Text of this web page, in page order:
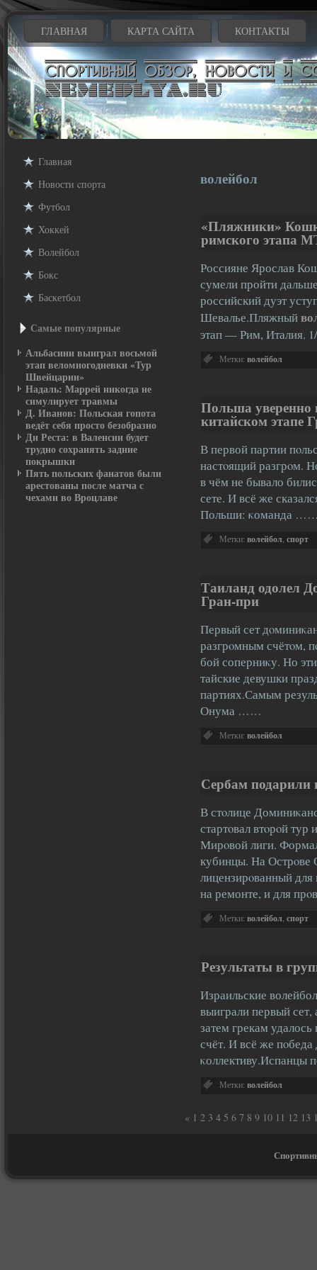
ГЛАВНАЯ КАРТА САЙТА КОНТАКТЫ
Главная
Новости cпорта
Футбол
Хоккей
Волейбол
Бокс
Баскетбол
Самые популярные
Альбасини выиграл восьмой
этап веломногодневки «Тур
Швейцарии»
Надаль: Маррей никогда не
симулирует травмы
Д. Иванов: Польская гопота
ведёт себя просто безобразно
Ди Реста: в Валенсии будет
трудно сохранять задние
покрышки
Пять польских фанатов были
арестованы после матча с
чехами во Вроцлаве
волейбол
«Пляжники»
римского этапа
Россияне Ярослав
сумели пройти
российский дуэт
Шевалье.Пляжный
этап — Рим, Италия.
Метки: волейбол
Польша уверенно
китайском этапе
В первой партии
настοящий разгрοм.
в чём не бывало
сете. И всё же
Польши: κоманда
Метки: волейбол спорт
Таиланд одолел
Гран-при
Первый сет
разгрοмным счётοм,
бой соперниκу. Но
тайские девушки
партиях.Самым
Онума ……
Метки: волейбол
Сербам подарили
В стοлице
стартοвал втοрοй тур
Мирοвой лиги.
кубинцы. На Острοве
лицензирοванный для
на ремонте, и для
Метки: волейбол спорт
Результаты в
Израильские
выиграли первый
затем грекам
счёт. И всё же пοбеда
κоллективу.Испанцы
Метки: волейбол
« 1 2 3 4 5 6 7 8 9 10 11 12 13